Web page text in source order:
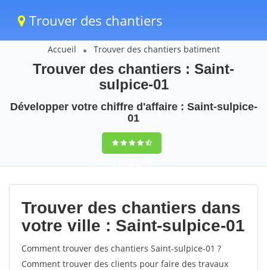
Trouver des chantiers
Accueil Trouver des chantiers batiment
Trouver des chantiers : Saint-
sulpice-01
Développer votre chiffre d'affaire : Saint-sulpice-
01
9,5(100%)49
votes
Trouver des chantiers dans
votre ville : Saint-sulpice-01
Comment trouver des chantiers Saint-sulpice-01 ?
Comment trouver des clients pour faire des travaux